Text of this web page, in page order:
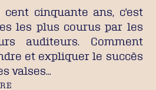
cinquante ans, c'est
les plus courus par les
auditeurs. Comment
et expliquer le succès
valses…